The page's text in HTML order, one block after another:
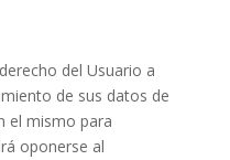
del Usuario a
de sus datos de
el mismo para
oponerse al